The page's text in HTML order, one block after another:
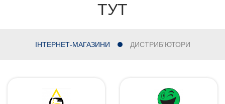
ТУТ
ІНТЕРНЕТ-МАГАЗИНИ ДИСТРИБ'ЮТОРИ